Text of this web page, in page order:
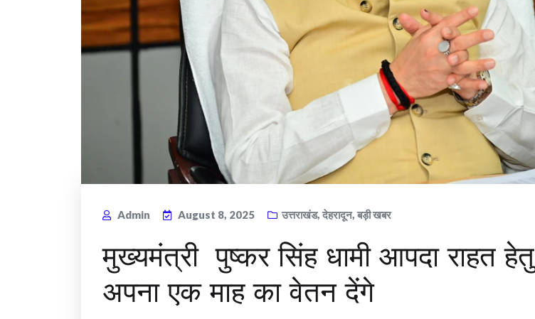
Admin August 8, 2025 उत्तराखंड, देहरादून, बड़ी खबर
मुख्यमंत्री पुष्कर सिंह धामी आपदा राहत हेतु
अपना एक माह का वेतन देंगे